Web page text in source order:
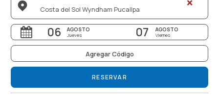
SPA
ES
(+51) 01 200 9200
06 AGOSTO
Jueves 07 AGOSTO
Viernes
Agregar Código
RESERVAR